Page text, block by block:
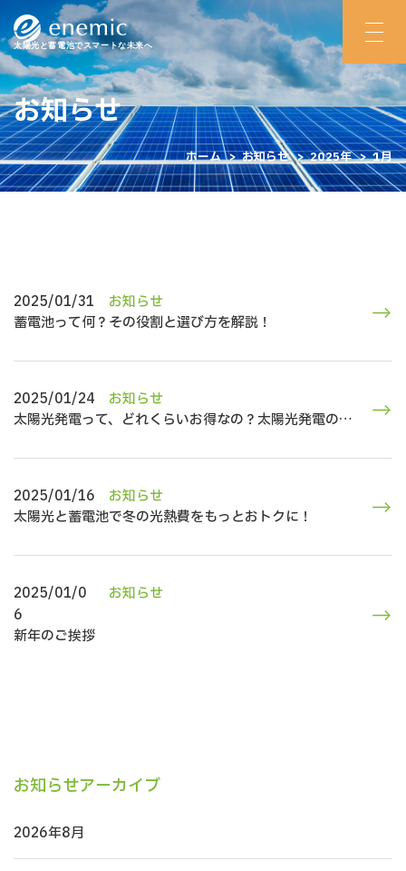
太陽光と蓄電池でスマートな未来へ
お知らせ
ホーム>お知らせ>2025年>1月
2025/01/31
お知らせ
蓄電池って何？その役割と選び方を解説！
2025/01/24
お知らせ
太陽光発電って、どれくらいお得なの？太陽光発電のコ
2025/01/16
お知らせ
太陽光と蓄電池で冬の光熱費をもっとおトクに！
2025/01/0
6
お知らせ
新年のご挨拶
お知らせアーカイブ
2026年8月